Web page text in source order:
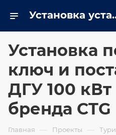
Установка
Установка
ключ и
ДГУ 100 кВт
бренда CTG
Главная — Проекты —